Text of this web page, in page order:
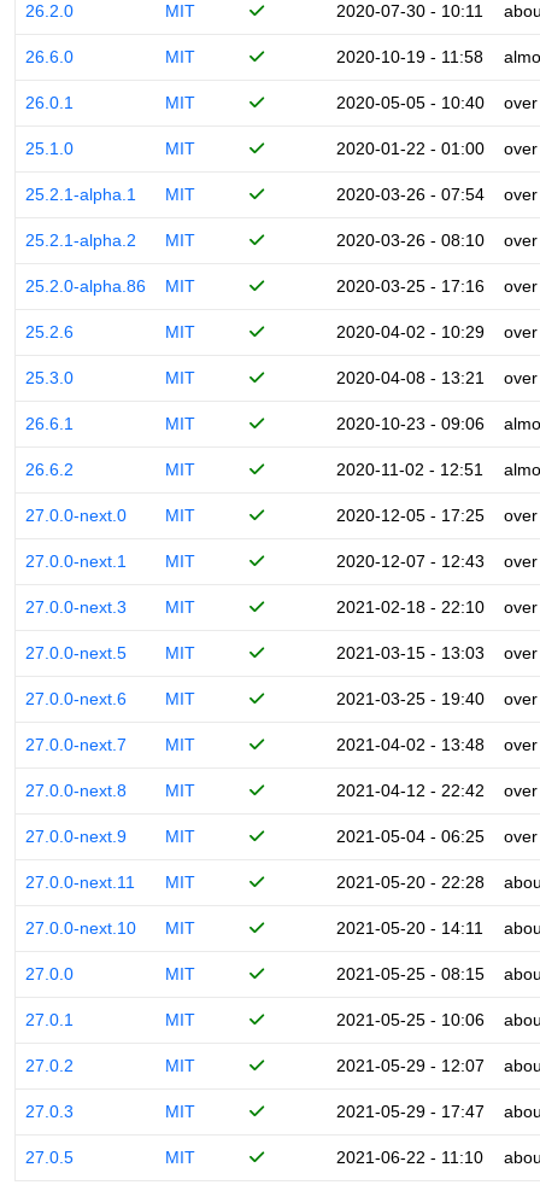
26.2.0 MIT 2020-07-30 - 10:11
26.6.0 MIT 2020-10-19 - 11:58
26.0.1 MIT 2020-05-05 - 10:40
25.1.0 MIT 2020-01-22 - 01:00
25.2.1-alpha.1 MIT 2020-03-26 - 07:54
25.2.1-alpha.2 MIT 2020-03-26 - 08:10
25.2.0-alpha.86 MIT 2020-03-25 - 17:16
25.2.6 MIT 2020-04-02 - 10:29
25.3.0 MIT 2020-04-08 - 13:21
26.6.1 MIT 2020-10-23 - 09:06
26.6.2 MIT 2020-11-02 - 12:51
27.0.0-next.0 MIT 2020-12-05 - 17:25
27.0.0-next.1 MIT 2020-12-07 - 12:43
27.0.0-next.3 MIT 2021-02-18 - 22:10
27.0.0-next.5 MIT 2021-03-15 - 13:03
27.0.0-next.6 MIT 2021-03-25 - 19:40
27.0.0-next.7 MIT 2021-04-02 - 13:48
27.0.0-next.8 MIT 2021-04-12 - 22:42
27.0.0-next.9 MIT 2021-05-04 - 06:25
27.0.0-next.11 MIT 2021-05-20 - 22:28
27.0.0-next.10 MIT 2021-05-20 - 14:11
27.0.0 MIT 2021-05-25 - 08:15
27.0.1 MIT 2021-05-25 - 10:06
27.0.2 MIT 2021-05-29 - 12:07
27.0.3 MIT 2021-05-29 - 17:47
27.0.5 MIT 2021-06-22 - 11:10